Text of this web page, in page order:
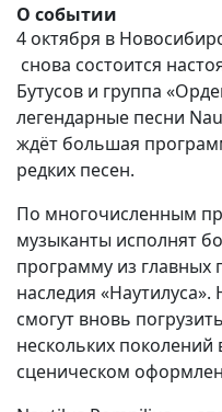
О событии
4 октября в
снова состоится
Бутусов и группа
легендарные песни
ждёт большая
редких песен.
По многочисленным
музыканты исполнят
программу из главных
наследия
смогут вновь
нескольких поколений
сценическом